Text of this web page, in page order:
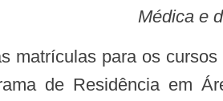
Médica e
de Residência em